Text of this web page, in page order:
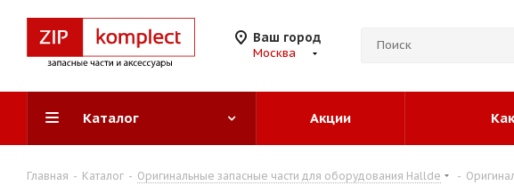
Ваш город
Москва
Каталог Акции
Главная - Каталог - Оригинальные запасные части для оборудования Hallde -